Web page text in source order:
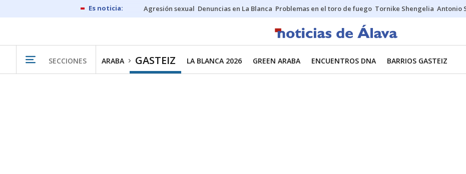
Agresión sexual Denuncias en La Blanca Problemas en el toro de fuego Tornike Shengelia Antonio
SECCIONES ARABA GASTEIZ LA BLANCA 2026 GREEN ARABA ENCUENTROS DNA BARRIOS GASTEIZ